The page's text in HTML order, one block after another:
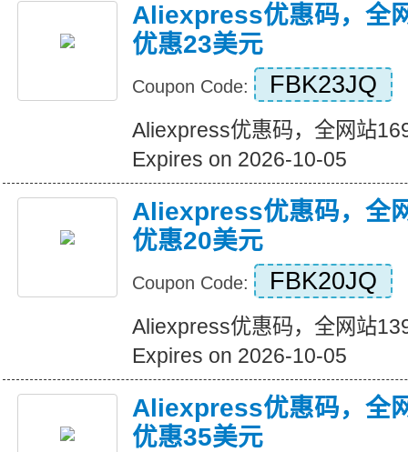
Aliexpress优惠码，全
优惠23美元
Coupon Code: FBK23JQ
Aliexpress优惠码，全网站
Expires on 2026-10-05
Aliexpress优惠码，全
优惠20美元
Coupon Code: FBK20JQ
Aliexpress优惠码，全网站
Expires on 2026-10-05
Aliexpress优惠码，全
优惠35美元